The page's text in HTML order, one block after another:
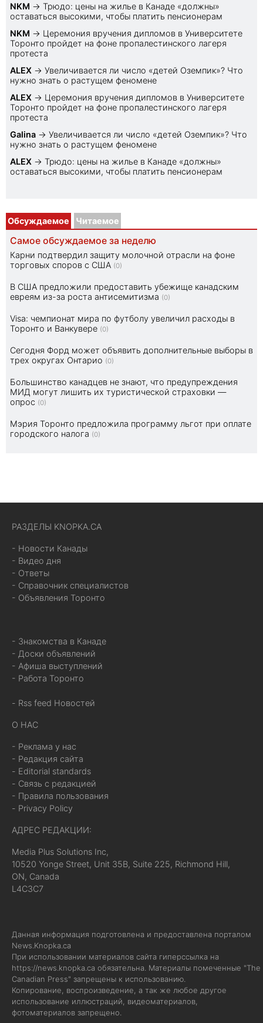
NKM → Трюдо: цены на жилье в Канаде «должны»
оставаться высокими, чтобы платить пенсионерам
NKM → Церемония вручения дипломов в Университете
Торонто пройдет на фоне пропалестинского лагеря
протеста
ALEX → Увеличивается ли число «детей Оземпик»? Что
нужно знать о растущем феномене
ALEX → Церемония вручения дипломов в Университете
Торонто пройдет на фоне пропалестинского лагеря
протеста
Galina → Увеличивается ли число «детей Оземпик»? Что
нужно знать о растущем феномене
ALEX → Трюдо: цены на жилье в Канаде «должны»
оставаться высокими, чтобы платить пенсионерам
Обсуждаемое Читаемое
Самое обсуждаемое за неделю
Карни подтвердил защиту молочной отрасли на фоне
торговых споров с США (0)
В США предложили предоставить убежище канадским
евреям из-за роста антисемитизма (0)
Visa: чемпионат мира по футболу увеличил расходы в
Торонто и Ванкувере (0)
Сегодня Форд может объявить дополнительные выборы в
трех округах Онтарио (0)
Большинство канадцев не знают, что предупреждения
МИД могут лишить их туристической страховки —
опрос (0)
Мэрия Торонто предложила программу льгот при оплате
городского налога (0)
РАЗДЕЛЫ KNOPKA.CA
- Новости Канады
- Видео дня
- Ответы
- Справочник специалистов
- Объявления Торонто
- Знакомства в Канаде
- Доски объявлений
- Афиша выступлений
- Работа Торонто
- Rss feed Новостей
О НАС
- Реклама у нас
- Редакция сайта
- Editorial standards
- Связь с редакцией
- Правила пользования
- Privacy Policy
АДРЕС РЕДАКЦИИ:
Media Plus Solutions Inc,
10520 Yonge Street, Unit 35B, Suite 225, Richmond Hill,
ON, Canada
L4C3C7
Данная информация подготовлена и предоставлена порталом
News.Knopka.ca
При использовании материалов сайта гиперссылка на
https://news.knopka.ca обязательна. Материалы помеченные "The
Canadian Press" запрещены к использованию.
Копирование, воспроизведение, а так же любое другое
использование иллюстраций, видеоматериалов,
фотоматериалов запрещено.